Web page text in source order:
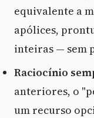
equivalente a
apólices,
inteiras — sem
Raciocínio
anteriores, o
um recurso